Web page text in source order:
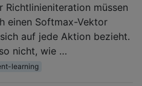
Richtlinieniteration müssen
einen Softmax-Vektor
auf jede Aktion bezieht.
nicht, wie …
learning